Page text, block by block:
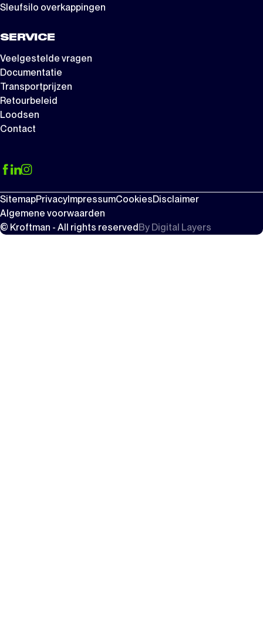
Sleufsilo overkappingen
SERVICE
Veelgestelde vragen
Documentatie
Transportprijzen
Retourbeleid
Loodsen
Contact
SitemapPrivacy ImpressumCookiesDisclaimer
Algemene voorwaarden
© Kroftman - All rights reserved By Digital Layers